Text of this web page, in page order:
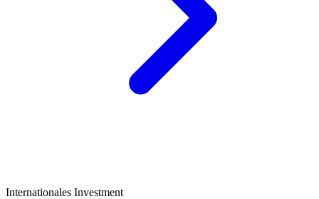
Internationales Investment